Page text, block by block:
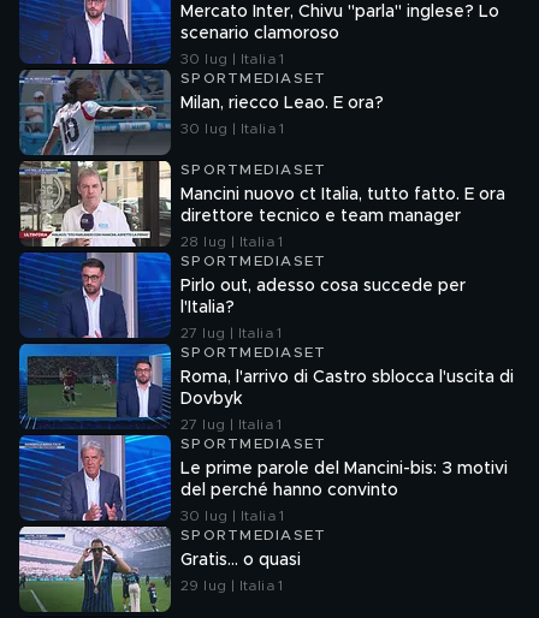
Mercato Inter, Chivu "parla" inglese? Lo
scenario clamoroso
30 lug | Italia 1
SPORTMEDIASET
Milan, riecco Leao. E ora?
30 lug | Italia 1
SPORTMEDIASET
Mancini nuovo ct Italia, tutto fatto. E ora
direttore tecnico e team manager
28 lug | Italia 1
SPORTMEDIASET
Pirlo out, adesso cosa succede per
l'Italia?
27 lug | Italia 1
SPORTMEDIASET
Roma, l'arrivo di Castro sblocca l'uscita di
Dovbyk
27 lug | Italia 1
SPORTMEDIASET
Le prime parole del Mancini-bis: 3 motivi
del perché hanno convinto
30 lug | Italia 1
SPORTMEDIASET
Gratis... o quasi
29 lug | Italia 1